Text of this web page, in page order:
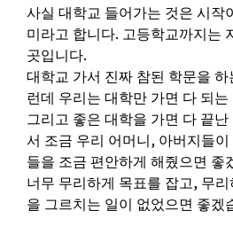
사실 대학교 들어가는 것은 시작
미라고 합니다. 고등학교까지는
곳입니다.
대학교 가서 진짜 참된 학문을
런데 우리는 대학만 가면 다 되는
그리고 좋은 대학을 가면 다 끝
서 조금 우리 어머니 , 아버지들
들을 조금 편안하게 해줬으면 좋
너무 무리하게 목표를 잡고, 무리
을 그르치는 일이 없었으면 좋겠